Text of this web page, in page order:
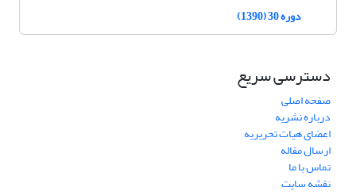
دوره 30 (1390)
دسترسی سریع
صفحه اصلی
درباره نشریه
اعضای هیات تحریریه
ارسال مقاله
تماس با ما
نقشه سایت